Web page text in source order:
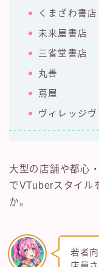
くまざわ書店
未来屋書店
三省堂書店
丸善
蔦屋
ヴィレッジ
大型の店舗や都心
でVTuberスタイル
か。
若者